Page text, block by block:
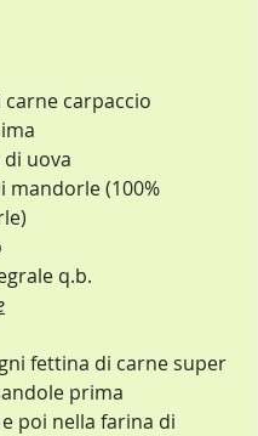
carne carpaccio
uova
mandorle (100%
q.b.
fettina di carne super
prima
poi nella farina di